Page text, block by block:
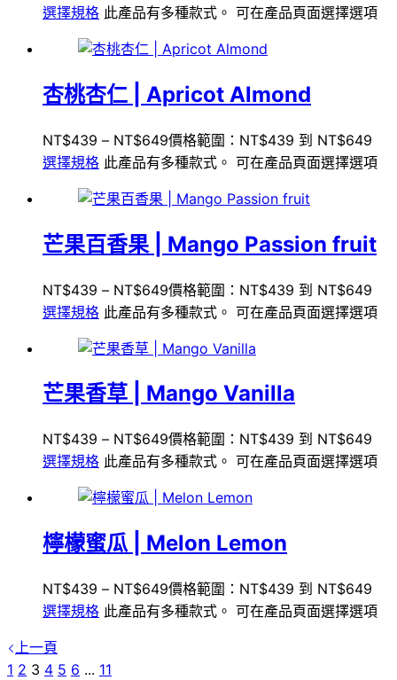
選擇規格 此產品有多種款式。 可在產品頁面選擇選項
杏桃杏仁 | Apricot Almond
NT$439 – NT$649價格範圍：NT$439 到 NT$649
選擇規格 此產品有多種款式。 可在產品頁面選擇選項
芒果百香果 | Mango Passion fruit
NT$439 – NT$649價格範圍：NT$439 到 NT$649
選擇規格 此產品有多種款式。 可在產品頁面選擇選項
芒果香草 | Mango Vanilla
NT$439 – NT$649價格範圍：NT$439 到 NT$649
選擇規格 此產品有多種款式。 可在產品頁面選擇選項
檸檬蜜瓜 | Melon Lemon
NT$439 – NT$649價格範圍：NT$439 到 NT$649
選擇規格 此產品有多種款式。 可在產品頁面選擇選項
上一頁
1 2 3 4 5 6 ... 11